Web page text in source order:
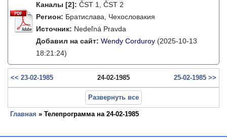
Каналы [2]: ČST 1, ČST 2
Регион: Братислава, Чехословакия
Источник: Nedeľná Pravda
Добавил на сайт: Wendy Corduroy (2025-10-13
18:21:24)
<< 23-02-1985 24-02-1985 25-02-1985 >>
Развернуть все
Главная » Телепрограмма на 24-02-1985